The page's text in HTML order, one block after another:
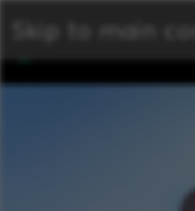
Skip to main